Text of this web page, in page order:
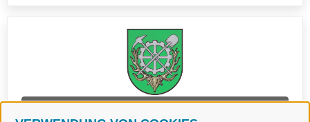
Reisepass beantragen (Stadt